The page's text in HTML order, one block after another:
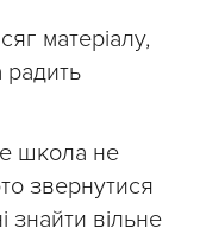
матеріалу,
радить
школа не
звернутися
знайти вільне